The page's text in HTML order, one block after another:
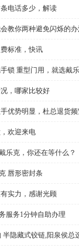
电话多少，解读
教你两种避免闪烁的
标准，快讯
锁 重型门用，就选戴
，哪家比较好
优势明显，杜总退货
欢迎来电
乐克，你还在等什么？
唇形密封条
实力，感谢光顾
服务1分钟自助办理
半隐藏式铰链,阳泉侯总